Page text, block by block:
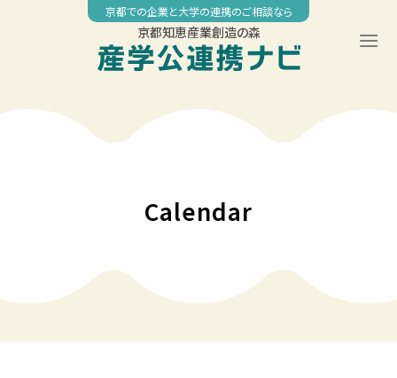
京都での企業と大学の連携のご相談なら
京都知恵産業創造の森
Calendar
04:00